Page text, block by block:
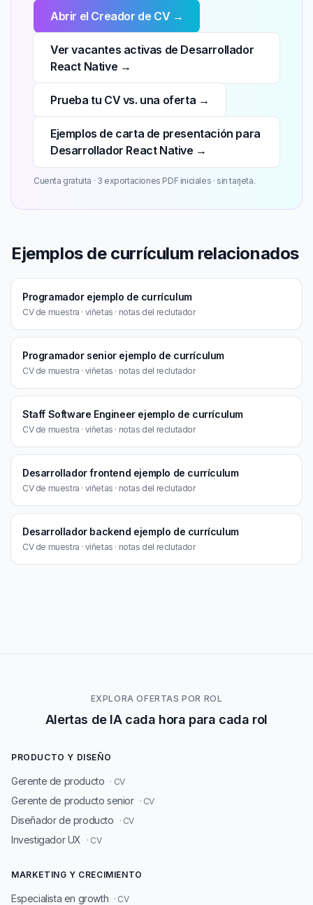
Abrir el Creador de CV →
Ver vacantes activas de Desarrollador
React Native →
Prueba tu CV vs. una oferta →
Ejemplos de carta de presentación para
Desarrollador React Native →
Cuenta gratuita · 3 exportaciones PDF iniciales · sin tarjeta.
Ejemplos de currículum relacionados
Programador ejemplo de currículum
CV de muestra · viñetas · notas del reclutador
Programador senior ejemplo de currículum
CV de muestra · viñetas · notas del reclutador
Staff Software Engineer ejemplo de currículum
CV de muestra · viñetas · notas del reclutador
Desarrollador frontend ejemplo de currículum
CV de muestra · viñetas · notas del reclutador
Desarrollador backend ejemplo de currículum
CV de muestra · viñetas · notas del reclutador
EXPLORA OFERTAS POR ROL
Alertas de IA cada hora para cada rol
PRODUCTO Y DISEÑO
Gerente de producto · CV
Gerente de producto senior · CV
Diseñador de producto · CV
Investigador UX · CV
MARKETING Y CRECIMIENTO
Especialista en growth · CV